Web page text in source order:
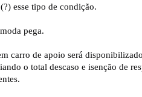
esse tipo de condição.
pega.
carro de apoio será
o total descaso e isenção de